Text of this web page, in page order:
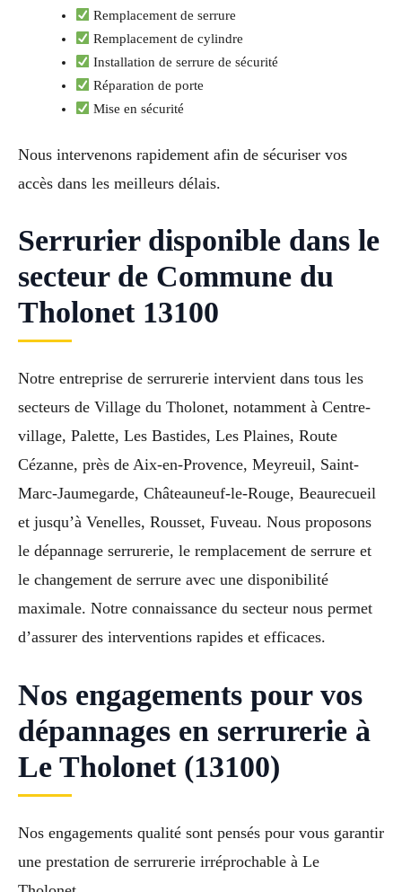
Remplacement de serrure
Remplacement de cylindre
Installation de serrure de sécurité
Réparation de porte
Mise en sécurité
Nous intervenons rapidement afin de sécuriser vos
accès dans les meilleurs délais.
Serrurier disponible dans le
secteur de Commune du
Tholonet 13100
Notre entreprise de serrurerie intervient dans tous les
secteurs de Village du Tholonet, notamment à Centre-
village, Palette, Les Bastides, Les Plaines, Route
Cézanne, près de Aix-en-Provence, Meyreuil, Saint-
Marc-Jaumegarde, Châteauneuf-le-Rouge, Beaurecueil
et jusqu’à Venelles, Rousset, Fuveau. Nous proposons
le dépannage serrurerie, le remplacement de serrure et
le changement de serrure avec une disponibilité
maximale. Notre connaissance du secteur nous permet
d’assurer des interventions rapides et efficaces.
Nos engagements pour vos
dépannages en serrurerie à
Le Tholonet (13100)
Nos engagements qualité sont pensés pour vous garantir
une prestation de serrurerie irréprochable à Le